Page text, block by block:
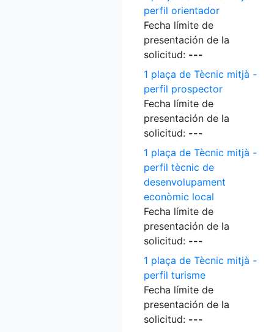
perfil orientador
Fecha límite de
presentación de la
solicitud: ---
1 plaça de Tècnic mitjà -
perfil prospector
Fecha límite de
presentación de la
solicitud: ---
1 plaça de Tècnic mitjà -
perfil tècnic de
desenvolupament
econòmic local
Fecha límite de
presentación de la
solicitud: ---
1 plaça de Tècnic mitjà -
perfil turisme
Fecha límite de
presentación de la
solicitud: ---